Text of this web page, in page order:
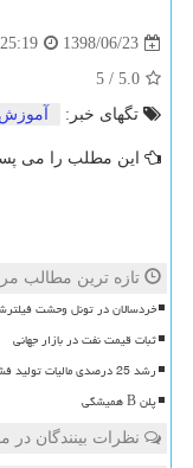
1398/06/23
5.0
/
5
تگهای خبر:
آموزش
این مطلب را می
تازه ترین مطالب
خردسالان در تونل وحشت
ثبات قیمت نفت در بازار جهانی
رشد 25 درصدی مالیات تولید فشار مالیاتی به سایر حوزه ها منتقل شد
پلن B همیشگی
نظرات بینندگان در